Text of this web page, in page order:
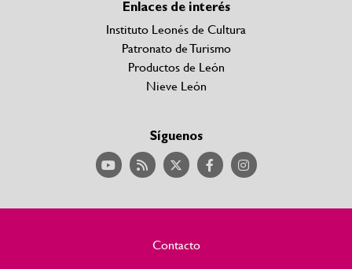
Enlaces de interés
Instituto Leonés de Cultura
Patronato de Turismo
Productos de León
Nieve León
Síguenos
Contacto